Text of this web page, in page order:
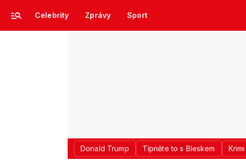
Donald Trump Típněte to s Bleskem Krimi
Celebrity Zprávy Sport